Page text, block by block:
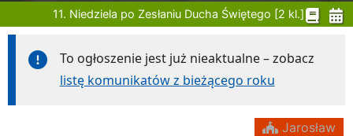
11. Niedziela po Zesłaniu Ducha Świętego [2 kl.]
To ogłoszenie jest już nieaktualne – zobacz
listę komunikatów z bieżącego roku
Jarosław